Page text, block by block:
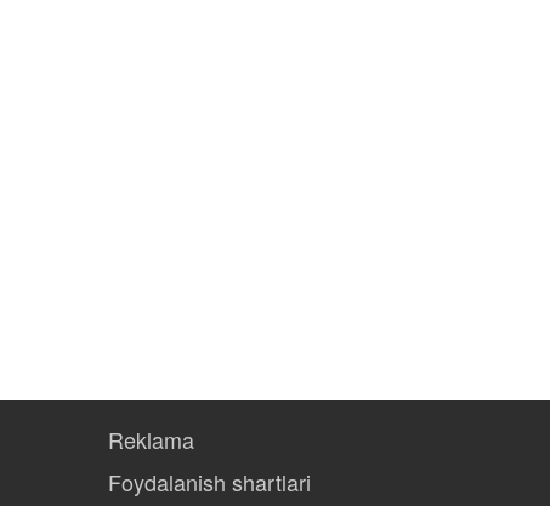
Reklama
Foydalanish shartlari